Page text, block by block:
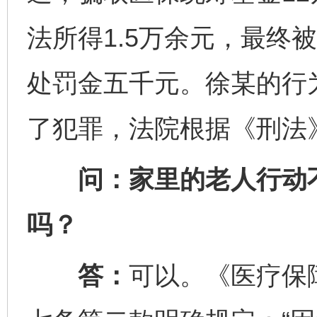
法所得1.5万余元，最终
处罚金五千元。徐某的行
了犯罪，法院根据《刑
问：家里的老人行动
吗？
答： 可以。《医疗保